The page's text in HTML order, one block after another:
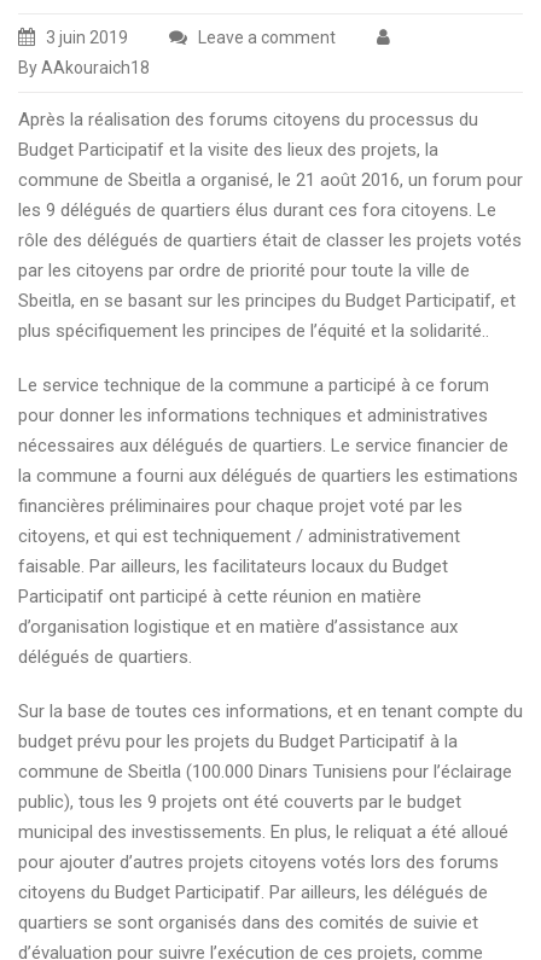
3 juin 2019
Leave a comment
By AAkouraich18
Après la réalisation des forums citoyens du processus du
Budget Participatif et la visite des lieux des projets, la
commune de Sbeitla a organisé, le 21 août 2016, un forum pour
les 9 délégués de quartiers élus durant ces fora citoyens. Le
rôle des délégués de quartiers était de classer les projets votés
par les citoyens par ordre de priorité pour toute la ville de
Sbeitla, en se basant sur les principes du Budget Participatif, et
plus spécifiquement les principes de l’équité et la solidarité..
Le service technique de la commune a participé à ce forum
pour donner les informations techniques et administratives
nécessaires aux délégués de quartiers. Le service financier de
la commune a fourni aux délégués de quartiers les estimations
financières préliminaires pour chaque projet voté par les
citoyens, et qui est techniquement / administrativement
faisable. Par ailleurs, les facilitateurs locaux du Budget
Participatif ont participé à cette réunion en matière
d’organisation logistique et en matière d’assistance aux
délégués de quartiers.
Sur la base de toutes ces informations, et en tenant compte du
budget prévu pour les projets du Budget Participatif à la
commune de Sbeitla (100.000 Dinars Tunisiens pour l’éclairage
public), tous les 9 projets ont été couverts par le budget
municipal des investissements. En plus, le reliquat a été alloué
pour ajouter d’autres projets citoyens votés lors des forums
citoyens du Budget Participatif. Par ailleurs, les délégués de
quartiers se sont organisés dans des comités de suivie et
d’évaluation pour suivre l’exécution de ces projets, comme